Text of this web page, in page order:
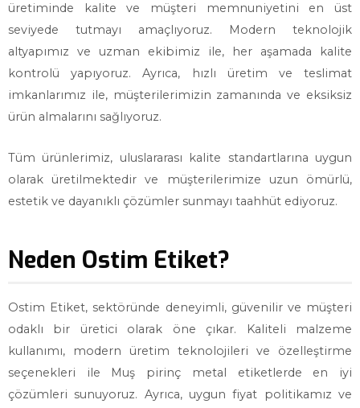
üretiminde kalite ve müşteri memnuniyetini en üst
seviyede tutmayı amaçlıyoruz. Modern teknolojik
altyapımız ve uzman ekibimiz ile, her aşamada kalite
kontrolü yapıyoruz. Ayrıca, hızlı üretim ve teslimat
imkanlarımız ile, müşterilerimizin zamanında ve eksiksiz
ürün almalarını sağlıyoruz.
Tüm ürünlerimiz, uluslararası kalite standartlarına uygun
olarak üretilmektedir ve müşterilerimize uzun ömürlü,
estetik ve dayanıklı çözümler sunmayı taahhüt ediyoruz.
Neden Ostim Etiket?
Ostim Etiket, sektöründe deneyimli, güvenilir ve müşteri
odaklı bir üretici olarak öne çıkar. Kaliteli malzeme
kullanımı, modern üretim teknolojileri ve özelleştirme
seçenekleri ile Muş pirinç metal etiketlerde en iyi
çözümleri sunuyoruz. Ayrıca, uygun fiyat politikamız ve